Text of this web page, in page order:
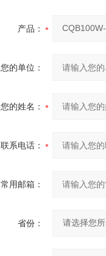
产品：
您的单位：
您的姓名：
联系电话：
常用邮箱：
省份：